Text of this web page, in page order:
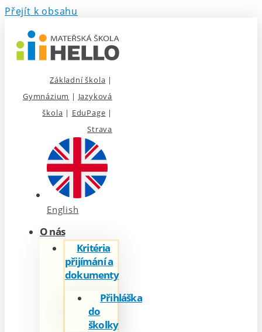
Přejít k obsahu
Základní škola |
Gymnázium | Jazyková
škola | EduPage |
Strava
English
O nás
Kritéria
přijímání a
dokumenty
Přihláška
do
školky